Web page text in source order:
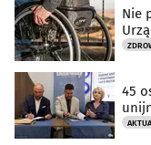
Nie
45